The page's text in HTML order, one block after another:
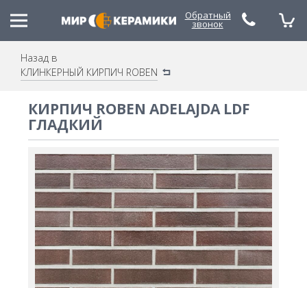
Обратный
звонок
(048) 785-79-53
Назад в
КЛИНКЕРНЫЙ КИРПИЧ ROBEN
КИРПИЧ ROBEN ADELAJDA LDF
ГЛАДКИЙ